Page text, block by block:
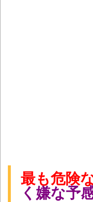
最も危険
く嫌な予